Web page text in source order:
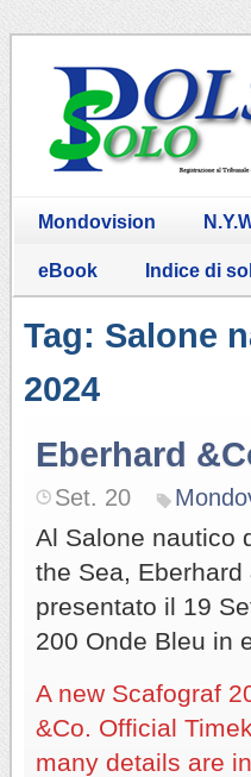
Mondovision
eBook Indice di
Tag: Salone
2024
Eberhard
Set. 20
Al Salone nautico
the Sea,
presentato il 19
200 Onde Bleu in
A new Scafograf
&Co. Official
many details are